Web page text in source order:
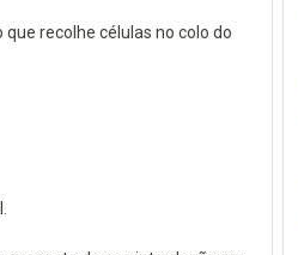
recolhe células no colo do